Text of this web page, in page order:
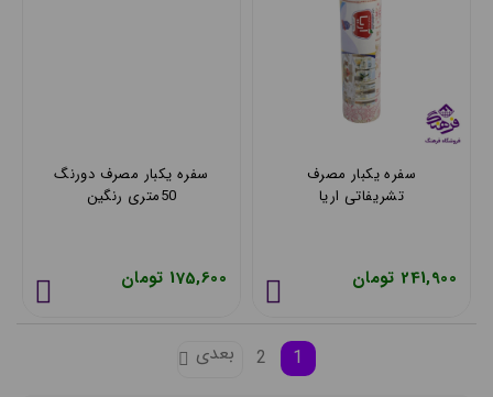
سفره یکبار مصرف
تشریفاتی اریا
241,900 تومان
سفره یکبار مصرف دورنگ
50متری رنگین
175,600 تومان
1
2 بعدی